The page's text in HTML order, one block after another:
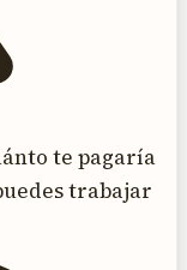
te pagaría
trabajar